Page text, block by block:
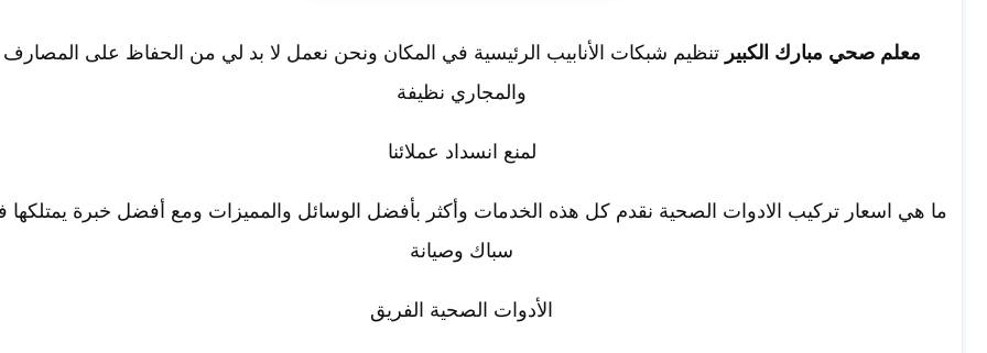
معلم صحي مبارك الكبيرتنظيم شبكات الأنابيب الرئيسية في المكان ونحن نعمل لا بد لي من الحفاظ على المصارف
والمجاري نظيفة
لمنع انسداد عملائنا
ما هي اسعار تركيب الادوات الصحية نقدم كل هذه الخدمات وأكثر بأفضل الوسائل والمميزات ومع أفضل خبرة يمتلكها
سباك وصيانة
الأدوات الصحية الفريق